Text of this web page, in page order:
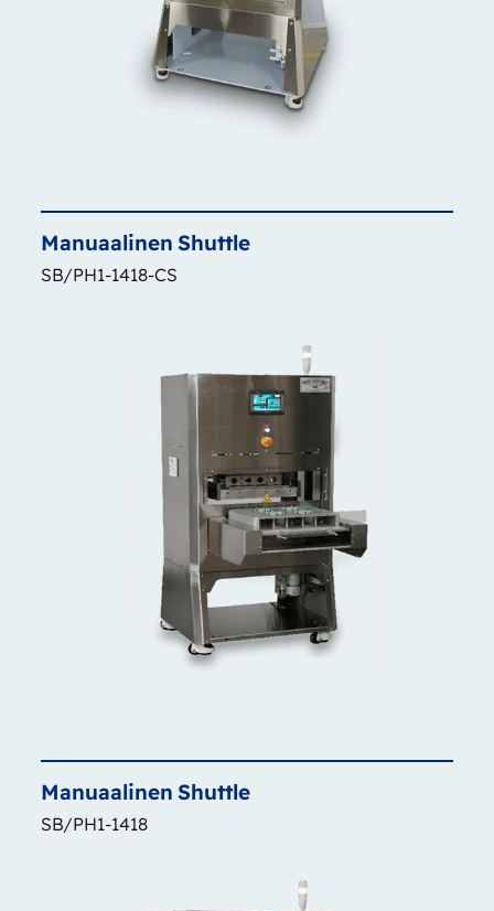
Manuaalinen Shuttle
SB/PH1-1418-CS
Manuaalinen Shuttle
SB/PH1-1418